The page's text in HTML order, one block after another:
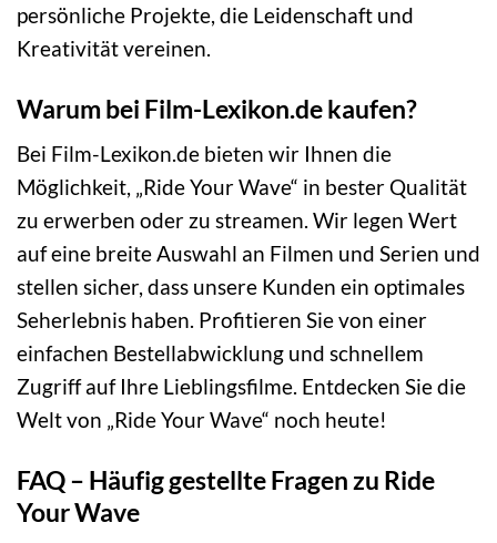
persönliche Projekte, die Leidenschaft und
Kreativität vereinen.
Warum bei Film-Lexikon.de kaufen?
Bei Film-Lexikon.de bieten wir Ihnen die
Möglichkeit, „Ride Your Wave“ in bester Qualität
zu erwerben oder zu streamen. Wir legen Wert
auf eine breite Auswahl an Filmen und Serien und
stellen sicher, dass unsere Kunden ein optimales
Seherlebnis haben. Profitieren Sie von einer
einfachen Bestellabwicklung und schnellem
Zugriff auf Ihre Lieblingsfilme. Entdecken Sie die
Welt von „Ride Your Wave“ noch heute!
FAQ – Häufig gestellte Fragen zu Ride
Your Wave